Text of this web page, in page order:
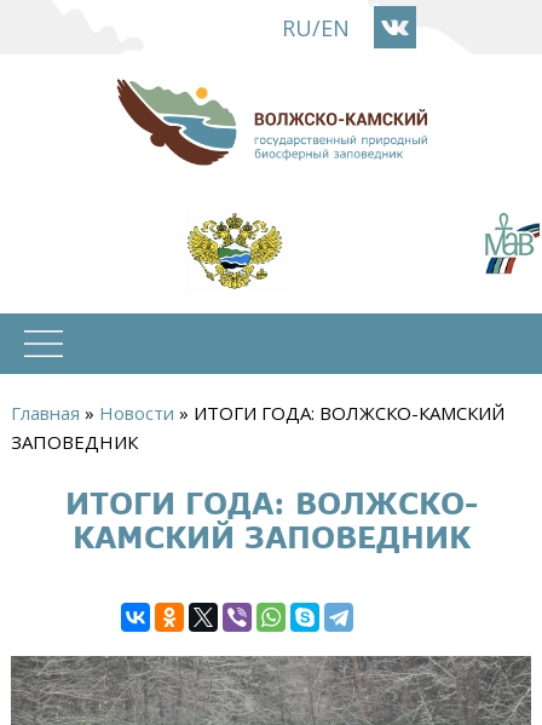
основному
содержанию
RU/EN
Вы
здесь
Главная » Новости » ИТОГИ ГОДА: ВОЛЖСКО-КАМСКИЙ
ЗАПОВЕДНИК
ИТОГИ ГОДА: ВОЛЖСКО-
КАМСКИЙ ЗАПОВЕДНИК